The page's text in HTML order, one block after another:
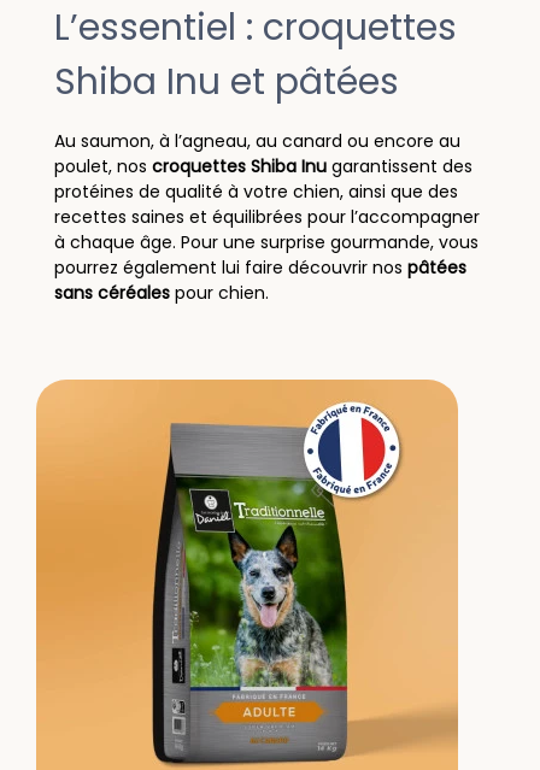
L’essentiel : croquettes
Shiba Inu et pâtées
Au saumon, à l’agneau, au canard ou encore au
poulet, nos croquettes Shiba Inu garantissent des
protéines de qualité à votre chien, ainsi que des
recettes saines et équilibrées pour l’accompagner
à chaque âge. Pour une surprise gourmande, vous
pourrez également lui faire découvrir nos pâtées
sans céréales pour chien.